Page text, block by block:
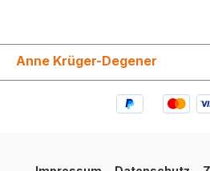
Anne Krüger-Degener